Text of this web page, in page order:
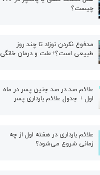
چیست؟
مدفوع نکردن نوزاد تا چند روز
طبیعی است؟+علت و درمان خانگی
علائم صد در صد جنین پسر در ماه
اول + جدول علائم بارداری پسر
علائم بارداری در هفته اول از چه
زمانی شروع می‌شود؟